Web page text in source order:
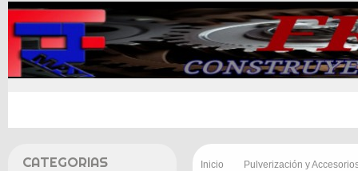
CATEGORIAS Inicio Pulverización y